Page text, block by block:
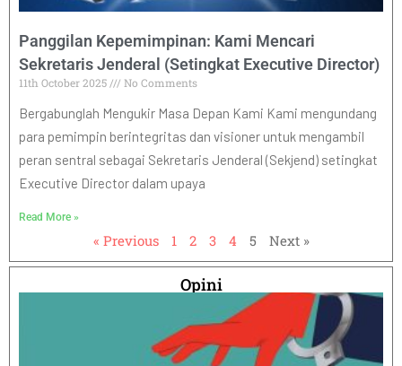
Panggilan Kepemimpinan: Kami Mencari
Sekretaris Jenderal (Setingkat Executive Director)
11th October 2025 No Comments
Bergabunglah Mengukir Masa Depan Kami Kami mengundang
para pemimpin berintegritas dan visioner untuk mengambil
peran sentral sebagai Sekretaris Jenderal (Sekjend) setingkat
Executive Director dalam upaya
Read More »
« Previous 1 2 3 4 5 Next »
Opini